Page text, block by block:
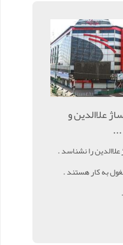
علاالدین و
را نشناسد .
به کار هستند .